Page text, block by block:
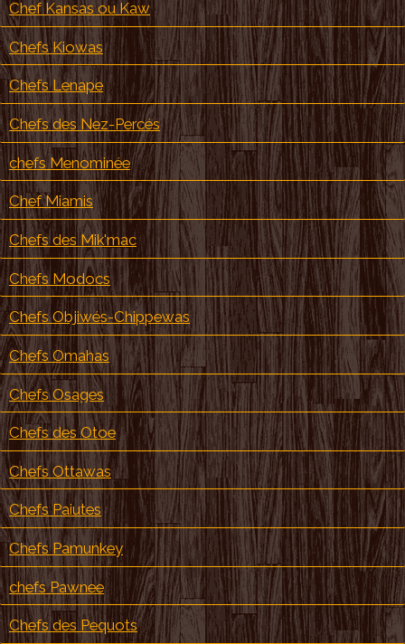
Chef Kansas ou Kaw
Chefs Kiowas
Chefs Lenape
Chefs des Nez-Percés
chefs Menominée
Chef Miamis
Chefs des Mik'mac
Chefs Modocs
Chefs Objiwés-Chippewas
Chefs Omahas
Chefs Osages
Chefs des Otoe
Chefs Ottawas
Chefs Paiutes
Chefs Pamunkey
chefs Pawnee
Chefs des Pequots